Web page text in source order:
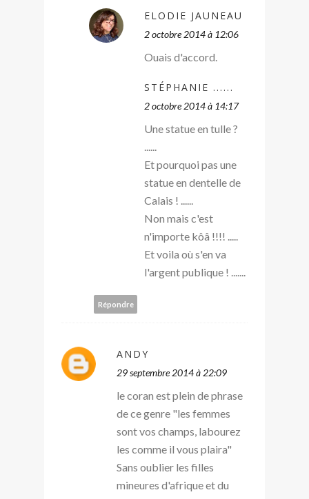
ELODIE JAUNEAU
2 octobre 2014 à 12:06
Ouais d'accord.
STÉPHANIE ......
2 octobre 2014 à 14:17
Une statue en tulle ?
......
Et pourquoi pas une
statue en dentelle de
Calais ! ......
Non mais c'est
n'importe kôâ !!!! .....
Et voila où s'en va
l'argent publique ! .......
Répondre
ANDY
29 septembre 2014 à 22:09
le coran est plein de phrase
de ce genre "les femmes
sont vos champs, labourez
les comme il vous plaira"
Sans oublier les filles
mineures d'afrique et du